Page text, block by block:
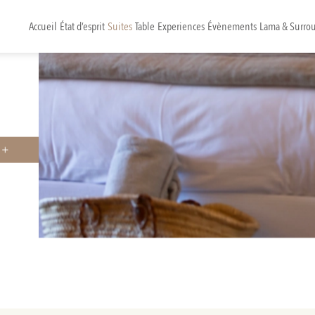
Accueil État d’esprit Suites Table Experiences Évènements Lama &
+